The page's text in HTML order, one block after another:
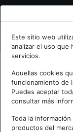
Bienvenid@
Escribe tu Email
Accede o
Este sitio web
analizar el uso que
servicios.
Aquellas cookies
funcionamiento de
Puedes aceptar
consultar más
Toda la
productos del